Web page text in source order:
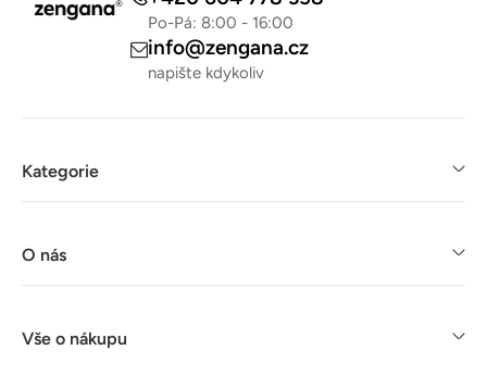
Po-Pá: 8:00 - 16:00
info@zengana.cz
napište kdykoliv
Kategorie
O nás
Vše o nákupu